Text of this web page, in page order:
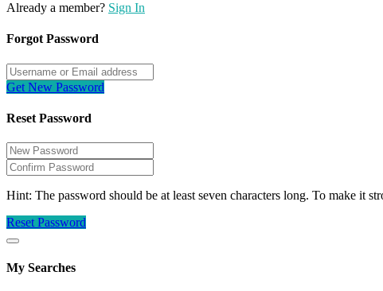
Already a member? Sign In
Forgot Password
Get New Password
Reset Password
Hint: The password should be at least seven characters long. To make it
Reset Password
My Searches